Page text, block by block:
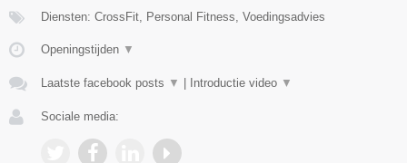
Diensten: CrossFit, Personal Fitness, Voedingsadvies
Openingstijden ▼
Laatste facebook posts ▼ Introductie video ▼
Sociale media: